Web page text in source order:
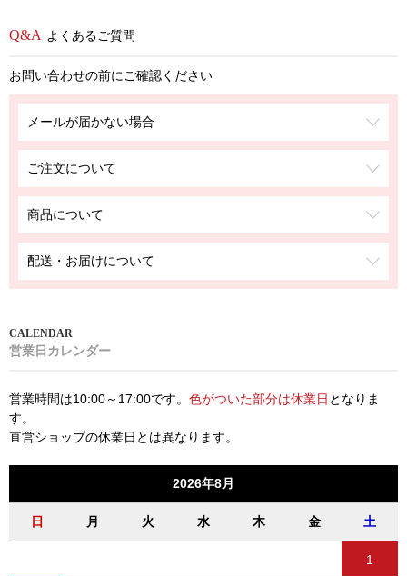
よくあるご質問
お問い合わせの前にご確認ください
メールが届かない場合
ご注文について
商品について
配送・お届けについて
営業日カレンダー
営業時間は10:00～17:00です。 色がついた部分は休業日 となりま
す。
直営ショップの休業日とは異なります。
2026年8月
日 月 火 水 木 金 土
1